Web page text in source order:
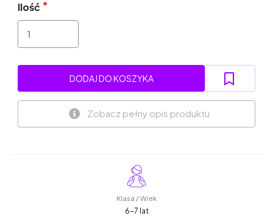
Ilość
DODAJ DO KOSZYKA
Zobacz pełny opis produktu
Klasa / Wiek
6-7 lat